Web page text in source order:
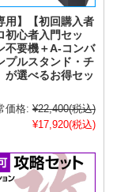
用】【初回購入者
初心者入門セッ
不要機＋A-コンバ
プルスタンド・チ
が選べるお得セッ
価格: ¥22,400(税込)
¥17,920(税込)